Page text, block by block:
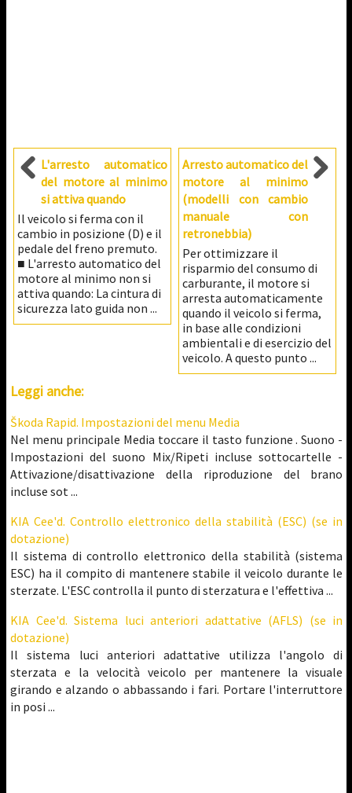
L'arresto automatico
del motore al minimo
si attiva quando
Il veicolo si ferma con il
cambio in posizione (D) e il
pedale del freno premuto.
■ L'arresto automatico del
motore al minimo non si
attiva quando: La cintura di
sicurezza lato guida non ...
Arresto automatico del
motore al minimo
(modelli con cambio
manuale con
retronebbia)
Per ottimizzare il
risparmio del consumo di
carburante, il motore si
arresta automaticamente
quando il veicolo si ferma,
in base alle condizioni
ambientali e di esercizio del
veicolo. A questo punto ...
Leggi anche:
Škoda Rapid. Impostazioni del menu Media
Nel menu principale Media toccare il tasto funzione . Suono -
Impostazioni del suono Mix/Ripeti incluse sottocartelle -
Attivazione/disattivazione della riproduzione del brano
incluse sot ...
KIA Cee'd. Controllo elettronico della stabilità (ESC) (se in
dotazione)
Il sistema di controllo elettronico della stabilità (sistema
ESC) ha il compito di mantenere stabile il veicolo durante le
sterzate. L'ESC controlla il punto di sterzatura e l'effettiva ...
KIA Cee'd. Sistema luci anteriori adattative (AFLS) (se in
dotazione)
Il sistema luci anteriori adattative utilizza l'angolo di
sterzata e la velocità veicolo per mantenere la visuale
girando e alzando o abbassando i fari. Portare l'interruttore
in posi ...